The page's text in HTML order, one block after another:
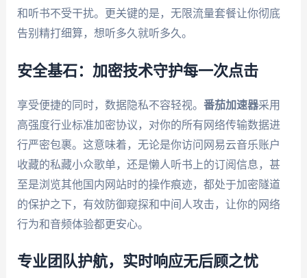
和听书不受干扰。更关键的是，无限流量套餐让你彻底
告别精打细算，想听多久就听多久。
安全基石：加密技术守护每一次点击
享受便捷的同时，数据隐私不容轻视。 番茄加速器采用
高强度行业标准加密协议，对你的所有网络传输数据进
行严密包裹。这意味着，无论是你访问网易云音乐账户
收藏的私藏小众歌单，还是懒人听书上的订阅信息，甚
至是浏览其他国内网站时的操作痕迹，都处于加密隧道
的保护之下，有效防御窥探和中间人攻击，让你的网络
行为和音频体验都更安心。
专业团队护航，实时响应无后顾之忧